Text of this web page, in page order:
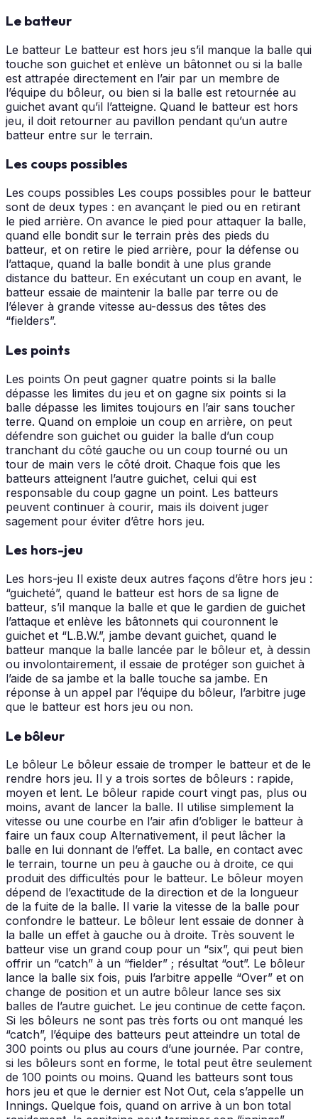
Le batteur
Le batteur Le batteur est hors jeu s’il manque la balle qui
touche son guichet et enlève un bâtonnet ou si la balle
est attrapée directement en l’air par un membre de
l’équipe du bôleur, ou bien si la balle est retournée au
guichet avant qu’il l’atteigne. Quand le batteur est hors
jeu, il doit retourner au pavillon pendant qu’un autre
batteur entre sur le terrain.
Les coups possibles
Les coups possibles Les coups possibles pour le batteur
sont de deux types : en avançant le pied ou en retirant
le pied arrière. On avance le pied pour attaquer la balle,
quand elle bondit sur le terrain près des pieds du
batteur, et on retire le pied arrière, pour la défense ou
l’attaque, quand la balle bondit à une plus grande
distance du batteur. En exécutant un coup en avant, le
batteur essaie de maintenir la balle par terre ou de
l’élever à grande vitesse au-dessus des têtes des
“fielders”.
Les points
Les points On peut gagner quatre points si la balle
dépasse les limites du jeu et on gagne six points si la
balle dépasse les limites toujours en l’air sans toucher
terre. Quand on emploie un coup en arrière, on peut
défendre son guichet ou guider la balle d’un coup
tranchant du côté gauche ou un coup tourné ou un
tour de main vers le côté droit. Chaque fois que les
batteurs atteignent l’autre guichet, celui qui est
responsable du coup gagne un point. Les batteurs
peuvent continuer à courir, mais ils doivent juger
sagement pour éviter d’être hors jeu.
Les hors-jeu
Les hors-jeu Il existe deux autres façons d’être hors jeu :
“guicheté”, quand le batteur est hors de sa ligne de
batteur, s’il manque la balle et que le gardien de guichet
l’attaque et enlève les bâtonnets qui couronnent le
guichet et “L.B.W.”, jambe devant guichet, quand le
batteur manque la balle lancée par le bôleur et, à dessin
ou involontairement, il essaie de protéger son guichet à
l’aide de sa jambe et la balle touche sa jambe. En
réponse à un appel par l’équipe du bôleur, l’arbitre juge
que le batteur est hors jeu ou non.
Le bôleur
Le bôleur Le bôleur essaie de tromper le batteur et de le
rendre hors jeu. Il y a trois sortes de bôleurs : rapide,
moyen et lent. Le bôleur rapide court vingt pas, plus ou
moins, avant de lancer la balle. Il utilise simplement la
vitesse ou une courbe en l’air afin d’obliger le batteur à
faire un faux coup Alternativement, il peut lâcher la
balle en lui donnant de l’effet. La balle, en contact avec
le terrain, tourne un peu à gauche ou à droite, ce qui
produit des difficultés pour le batteur. Le bôleur moyen
dépend de l’exactitude de la direction et de la longueur
de la fuite de la balle. Il varie la vitesse de la balle pour
confondre le batteur. Le bôleur lent essaie de donner à
la balle un effet à gauche ou à droite. Très souvent le
batteur vise un grand coup pour un “six”, qui peut bien
offrir un “catch” à un “fielder” ; résultat “out”. Le bôleur
lance la balle six fois, puis l’arbitre appelle “Over” et on
change de position et un autre bôleur lance ses six
balles de l’autre guichet. Le jeu continue de cette façon.
Si les bôleurs ne sont pas très forts ou ont manqué les
“catch”, l’équipe des batteurs peut atteindre un total de
300 points ou plus au cours d’une journée. Par contre,
si les bôleurs sont en forme, le total peut être seulement
de 100 points ou moins. Quand les batteurs sont tous
hors jeu et que le dernier est Not Out, cela s’appelle un
Innings. Quelque fois, quand on arrive à un bon total